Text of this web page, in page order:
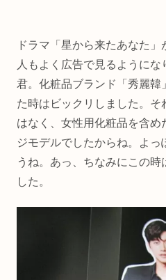
ドラマ「星から来たあなた
人もよく広告で見るように
君。化粧品ブランド「秀麗韓
た時はビックリしました。
はなく、女性用化粧品を含
ジモデルでしたからね。よっ
うね。あっ、ちなみにこの
した。